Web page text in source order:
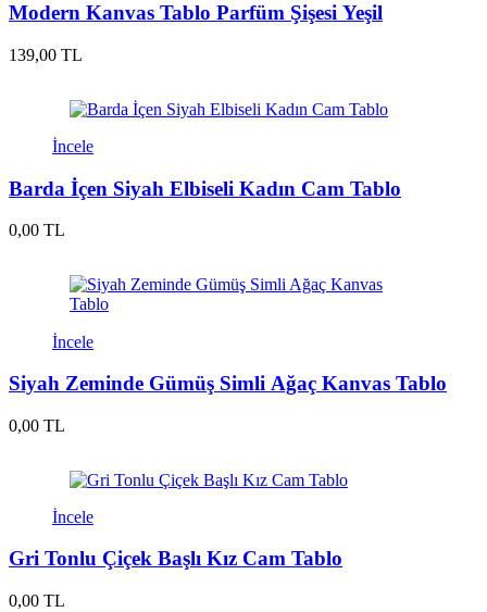
Modern Kanvas Tablo Parfüm Şişesi Yeşil
139,00 TL
İncele
Barda İçen Siyah Elbiseli Kadın Cam Tablo
0,00 TL
İncele
Siyah Zeminde Gümüş Simli Ağaç Kanvas Tablo
0,00 TL
İncele
Gri Tonlu Çiçek Başlı Kız Cam Tablo
0,00 TL